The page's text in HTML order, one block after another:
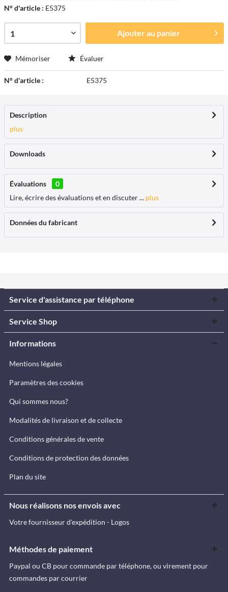
N° d'article : E5375
Ajouter au panier
Mémoriser Évaluer
N° d'article : E5375
Description
plus
Downloads
Évaluations
0
Lire, écrire des évaluations et en discuter ... plus
Données du fabricant
Service d'assistance par téléphone
Service Shop
Informations
Mentions légales
Paramètres des cookies
Qui sommes nous?
Modalités de livraison et de collecte
Conditions générales de vente
Conditions de protection des données
Plan du site
Nous réalisons nos envois avec
Votre fournisseur d'expédition - Logos
Méthodes de paiement
Paypal ou CB pour commande par téléphone, ou virement pour
commandes par courrier